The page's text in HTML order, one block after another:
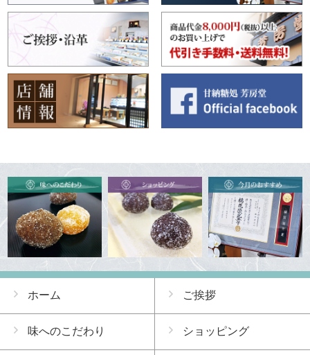
ホーム ご挨拶
味へのこだわり ショッピング